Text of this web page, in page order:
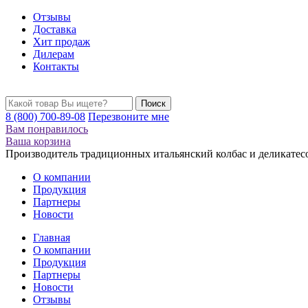
Отзывы
Доставка
Хит продаж
Дилерам
Контакты
8 (800) 700-89-08 Перезвоните мне
Вам понравилось
Ваша корзина
Производитель традиционных итальянский колбас и
О компании
Продукция
Партнеры
Новости
Главная
О компании
Продукция
Партнеры
Новости
Отзывы